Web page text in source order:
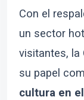
Con el
un sector
visitantes, la
su papel
cultura en